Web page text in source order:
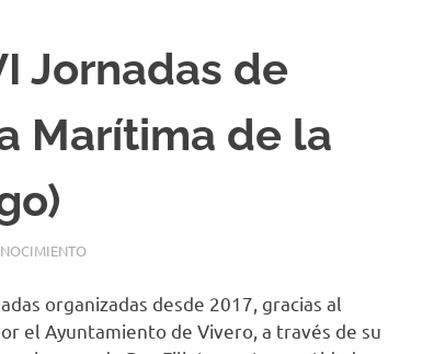
Jornadas de
Marítima de la
organizadas desde 2017, gracias al
el Ayuntamiento de Vivero, a través de su